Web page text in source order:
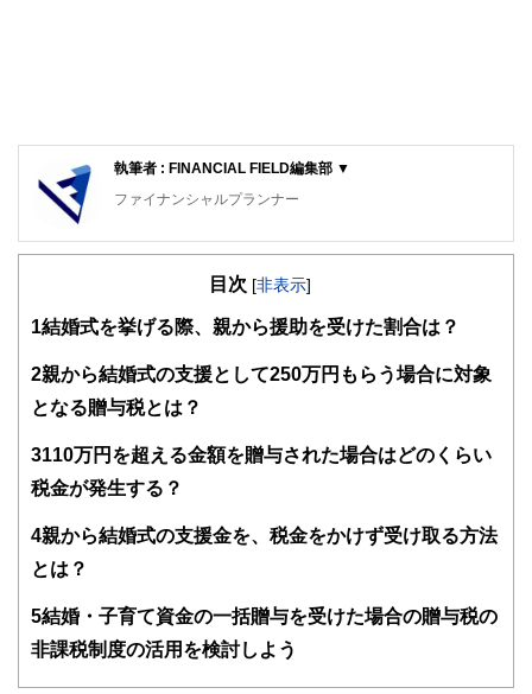
執筆者 : FINANCIAL FIELD編集部 ▼
ファイナンシャルプランナー
FinancialField編集部は、金融、経済に関する記事を、日々
知識がない方でも理解できるようわかりやすく発信していま
得者を中心に「お金や暮らし」に関する書籍・雑誌の編集経
験者で構成され、企画立案から記事掲載まですべての工程に
関わることで、読者目線のコンテンツを追求しています。
FinancialFieldの特徴は、ファイナンシャルプランナー、弁
護士、税理士、宅地建物取引士、相続診断士、住宅ローンア
ドバイザー、DCプランナー、公認会計士、社会保険労務
ど150名以上の有資格者を執筆者・監修者として迎え、むず
このように編集経験豊富なメンバーと金融や経済に精通した
執筆者・監修者による執筆体制を築くことで、内容のわかり
やすさはもちろんのこと、読み応えのあるコンテンツと確か
目次 [非表示]
1 結婚式を挙げる際、親から援助を受けた割合は？
2親から結婚式の支援として250万円もらう場合に対象
となる贈与税とは？
3110万円を超える金額を贈与された場合はどのくらい
税金が発生する？
4親から結婚式の支援金を、税金をかけず受け取る方法
とは？
5結婚・子育て資金の一括贈与を受けた場合の贈与税の
非課税制度の活用を検討しよう